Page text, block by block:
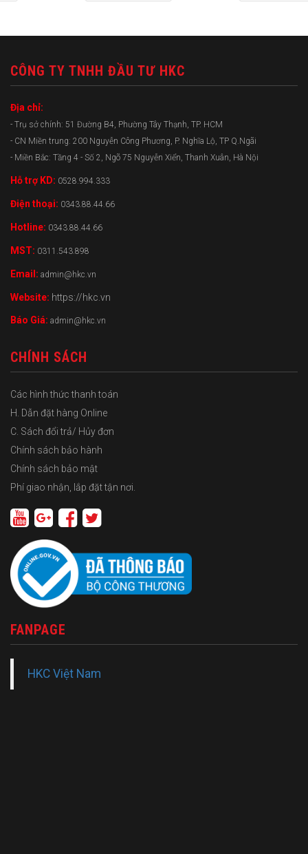
CÔNG TY TNHH ĐẦU TƯ HKC
Địa chỉ:
- Trụ sở chính: 51 Đường B4, Phường Tây Thạnh, TP. HCM
- CN Miền trung: 200 Nguyễn Công Phương, P. Nghĩa Lộ, TP Q.Ngãi
- Miền Bắc: Tầng 4 - Số 2, Ngõ 75 Nguyễn Xiển, Thanh Xuân, Hà Nội
Hỗ trợ KD: 0528.994.333
Điện thoại: 0343.88.44.66
Hotline: 0343.88.44.66
MST: 0311.543.898
Email: admin@hkc.vn
Website: https://hkc.vn
Báo Giá: admin@hkc.vn
CHÍNH SÁCH
Các hình thức thanh toán
H. Dẫn đặt hàng Online
C. Sách đổi trả/ Hủy đơn
Chính sách bảo hành
Chính sách bảo mật
Phí giao nhận, lắp đặt tận nơi.
FANPAGE
HKC Việt Nam